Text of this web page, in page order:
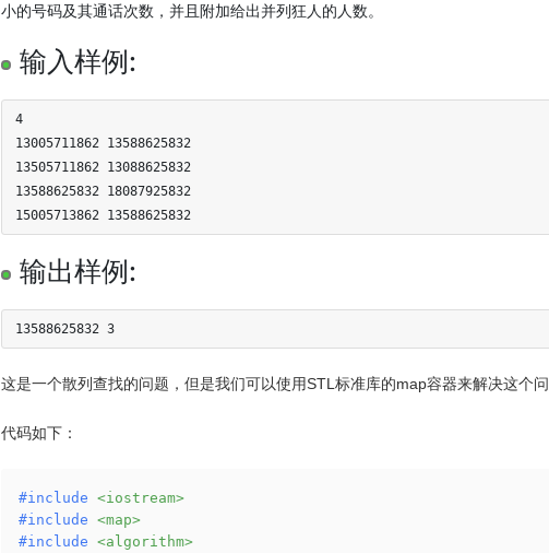
小的号码及其通话次数，并且附加给出并列狂人的人数。
输入样例:
4
13005711862 13588625832
13505711862 13088625832
13588625832 18087925832
15005713862 13588625832
输出样例:
13588625832 3
这是一个散列查找的问题，但是我们可以使用STL标准库的map容器来解决这个
代码如下：
#include
<iostream>
#include
<map>
#include
<algorithm>